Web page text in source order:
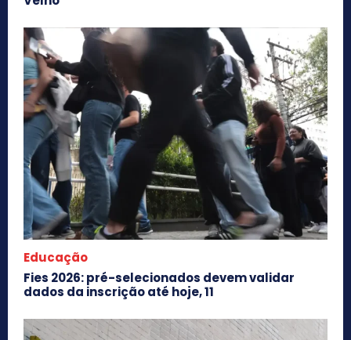
Educação
Fies 2026: pré-selecionados devem validar
dados da inscrição até hoje, 11